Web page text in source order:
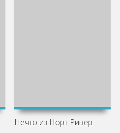
Нечто из Норт Ривер